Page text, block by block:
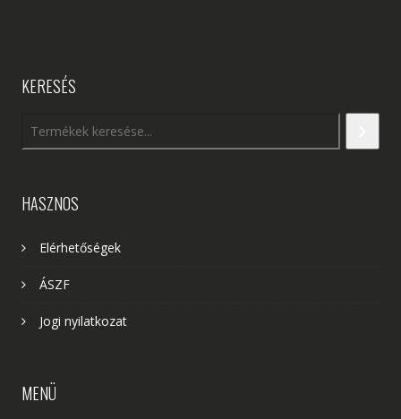
KERESÉS
HASZNOS
Elérhetőségek
ÁSZF
Jogi nyilatkozat
MENÜ